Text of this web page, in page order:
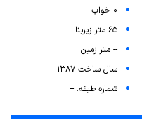
0 خواب
65 متر زیربنا
-- متر زمین
سال ساخت 1387
شماره طبقه: --